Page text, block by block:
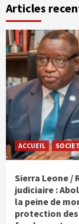
Articles
ACCUEIL
Sierra Leone /
judiciaire :
la peine de
protection